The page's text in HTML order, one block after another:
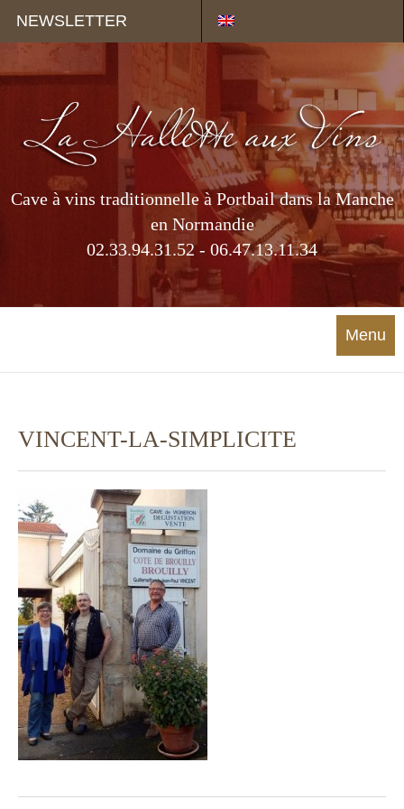
NEWSLETTER
Cave à vins traditionnelle à Portbail dans la Manche
en Normandie
02.33.94.31.52 - 06.47.13.11.34
Menu
VINCENT-LA-SIMPLICITE
Panneau de gestion des cookies